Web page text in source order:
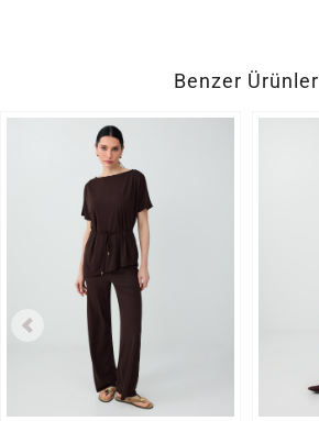
Benzer Ürünler